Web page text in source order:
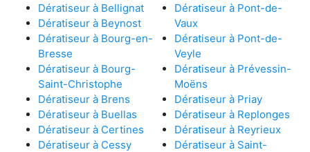
Dératiseur à Bellignat
Dératiseur à Beynost
Dératiseur à Bourg-en-
Bresse
Dératiseur à Bourg-
Saint-Christophe
Dératiseur à Brens
Dératiseur à Buellas
Dératiseur à Certines
Dératiseur à Cessy
Dératiseur à Pont-de-
Vaux
Dératiseur à Pont-de-
Veyle
Dératiseur à Prévessin-
Moëns
Dératiseur à Priay
Dératiseur à Replonges
Dératiseur à Reyrieux
Dératiseur à Saint-